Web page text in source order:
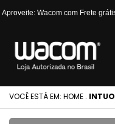
Aproveite: Wacom com Frete
VOCÊ ESTÁ EM: HOME .